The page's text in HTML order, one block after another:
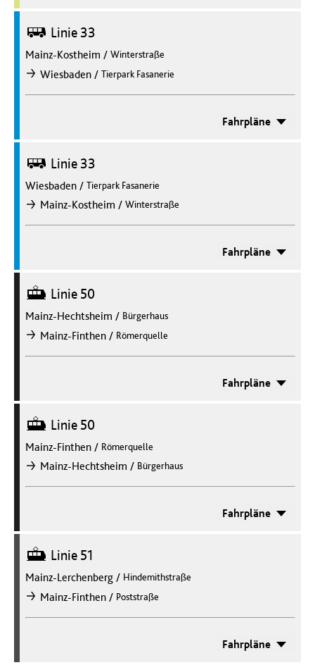
Bus Linie 33
Mainz-Kostheim / Winterstraße
nachWiesbaden / Tierpark Fasanerie
Fahrpläne
Bus Linie 33
Wiesbaden / Tierpark Fasanerie
nachMainz-Kostheim / Winterstraße
Fahrpläne
Straßenbahn
Linie 50
Mainz-Hechtsheim / Bürgerhaus
nachMainz-Finthen / Römerquelle
Fahrpläne
Straßenbahn
Linie 50
Mainz-Finthen / Römerquelle
nachMainz-Hechtsheim / Bürgerhaus
Fahrpläne
Straßenbahn
Linie 51
Mainz-Lerchenberg / Hindemithstraße
nachMainz-Finthen / Poststraße
Fahrpläne